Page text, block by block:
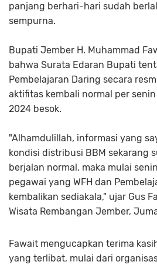
panjang berhari-hari sudah
sempurna.
Bupati Jember H. Muhammad
bahwa Surata Edaran Bupati
Pembelajaran Daring secara
aktifitas kembali normal per
2024 besok.
"Alhamdulillah, informasi yang
kondisi distribusi BBM sekarang
berjalan normal, maka mulai
pegawai yang WFH dan
kembalikan sediakala," ujar Gus
Wisata Rembangan Jember,
Fawait mengucapkan terima
yang terlibat, mulai dari